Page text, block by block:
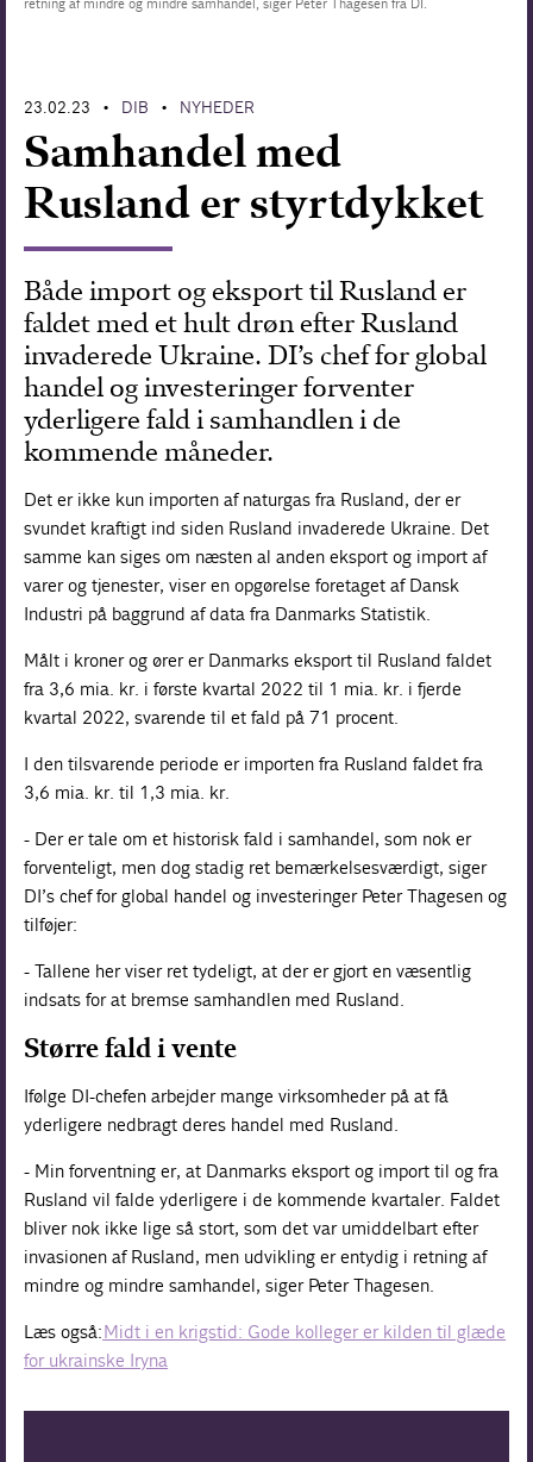
23.02.23 • DIB • NYHEDER
Samhandel med
Rusland er styrtdykket
Både import og eksport til Rusland er
faldet med et hult drøn efter Rusland
invaderede Ukraine. DI’s chef for global
handel og investeringer forventer
yderligere fald i samhandlen i de
kommende måneder.
Det er ikke kun importen af naturgas fra Rusland, der er
svundet kraftigt ind siden Rusland invaderede Ukraine. Det
samme kan siges om næsten al anden eksport og import af
varer og tjenester, viser en opgørelse foretaget af Dansk
Industri på baggrund af data fra Danmarks Statistik.
Målt i kroner og ører er Danmarks eksport til Rusland faldet
fra 3,6 mia. kr. i første kvartal 2022 til 1 mia. kr. i fjerde
kvartal 2022, svarende til et fald på 71 procent.
I den tilsvarende periode er importen fra Rusland faldet fra
3,6 mia. kr. til 1,3 mia. kr.
- Der er tale om et historisk fald i samhandel, som nok er
forventeligt, men dog stadig ret bemærkelsesværdigt, siger
DI’s chef for global handel og investeringer Peter Thagesen og
tilføjer:
- Tallene her viser ret tydeligt, at der er gjort en væsentlig
indsats for at bremse samhandlen med Rusland.
Større fald i vente
Ifølge DI-chefen arbejder mange virksomheder på at få
yderligere nedbragt deres handel med Rusland.
- Min forventning er, at Danmarks eksport og import til og fra
Rusland vil falde yderligere i de kommende kvartaler. Faldet
bliver nok ikke lige så stort, som det var umiddelbart efter
invasionen af Rusland, men udvikling er entydig i retning af
mindre og mindre samhandel, siger Peter Thagesen.
Læs også:Midt i en krigstid: Gode kolleger er kilden til glæde
for ukrainske Iryna